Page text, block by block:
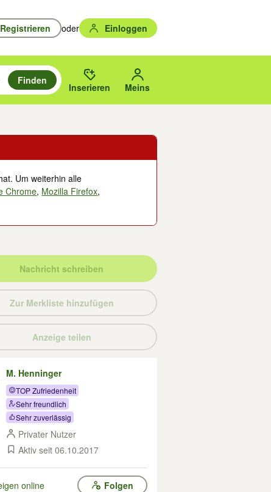
Registrieren oder Einloggen
und mit Eingabetaste auswählen.
um zu suchen, oder Vorschläge mit den Pfeiltasten nach oben/
gewählten Orts oder PLZ.
Finden
Inserieren Meins
Um weiterhin alle
Chrome, Mozilla Firefox,
Nachricht schreiben
Zur Merkliste hinzufügen
Anzeige teilen
M. Henninger
TOP Zufriedenheit
Sehr freundlich
Sehr zuverlässig
Privater Nutzer
Aktiv seit 06.10.2017
online Folgen